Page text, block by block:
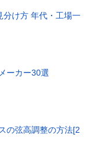
け方 年代・工場一
ーカー30選
の弦高調整の方法[2